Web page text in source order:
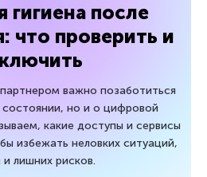
гигиена после
что проверить и
важно позаботиться
но и о цифровой
какие доступы и сервисы
избежать неловких ситуаций,
лишних рисков.